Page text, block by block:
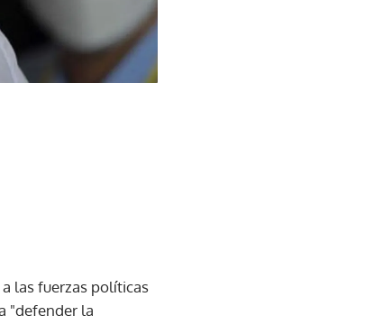
las fuerzas políticas
"defender la